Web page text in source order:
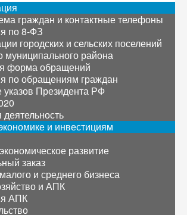
граждан и контактные телефоны
по 8-ФЗ
городских и сельских поселений
муниципального района
форма обращений
по обращениям граждан
указов Президента РФ
и инвестициям
развитие
заказ
и среднего бизнеса
и АПК
АПК